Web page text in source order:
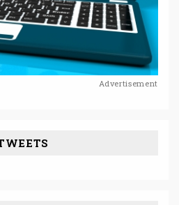
Advertisement